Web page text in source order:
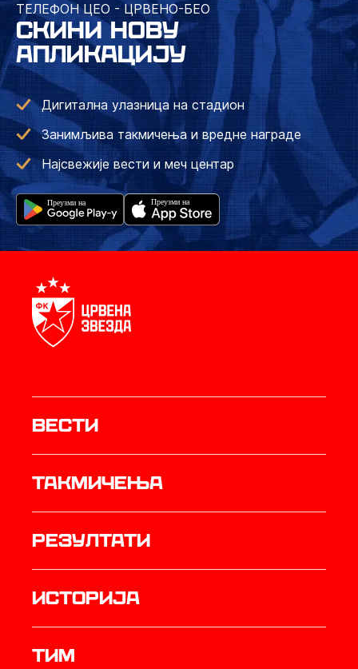
ТЕЛЕФОН ЦЕО - ЦРВЕНО-БЕО
СКИНИ НОВУ
АПЛИКАЦИЈУ
Дигитална улазница на стадион
Занимљива такмичења и вредне награде
Најсвежије вести и меч центар
Вести
Такмичења
резултати
историја
ТИМ